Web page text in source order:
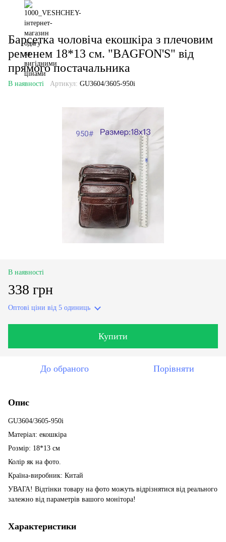
Барсетка чоловіча екошкіра з плечовим
ременем 18*13 см. "BAGFON'S" від
прямого постачальника
В наявності Артикул: GU3604/3605-950i
В наявності
338 грн
Оптові ціни від 5 одиниць
Купити
До обраного Порівняти
Опис
GU3604/3605-950i
Матеріал: екошкіра
Розмір: 18*13 см
Колір як на фото.
Країна-виробник: Китай
УВАГА! Відтінки товару на фото можуть відрізнятися від реального
залежно від параметрів вашого монітора!
Характеристики